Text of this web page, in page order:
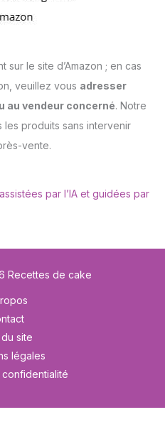
sur le site d’Amazon ; en cas
veuillez vous adresser
au vendeur concerné. Notre
produits sans intervenir
vente.
par l’IA et guidées par
Recettes de cake
site
légales